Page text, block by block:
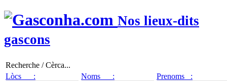
Nos lieux-dits
gascons
Recherche / Cèrca...
Lòcs :
Noms : Prenoms :